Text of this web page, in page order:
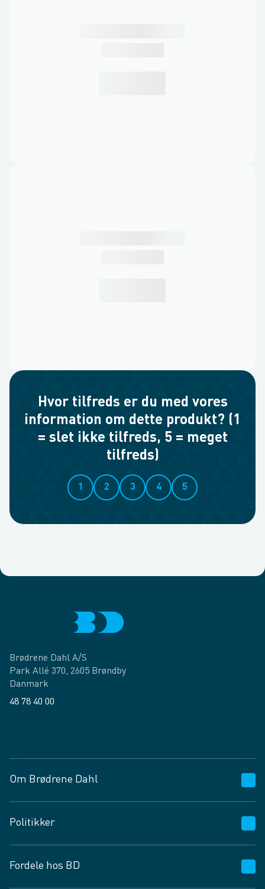
Hvor tilfreds er du med vores
information om dette produkt? (1
= slet ikke tilfreds, 5 = meget
tilfreds)
1 2 3 4 5
Brødrene Dahl A/S
Park Allé 370, 2605 Brøndby
Danmark
48 78 40 00
Om Brødrene Dahl
Vagttelefon 30 10 89 89
Spørgsmål og svar
Job og karriere
Politikker
Privatlivspolitik
Fordele hos BD